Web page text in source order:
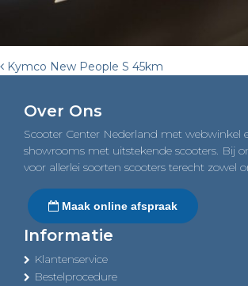
Post
navigation
Kymco New People S 45km
Over Ons
Scooter Center Nederland met webwinkel
showrooms met uitstekende scooters. Bij
voor allerlei soorten scooters terecht zowel
Maak online afspraak
Informatie
Klantenservice
Bestelprocedure